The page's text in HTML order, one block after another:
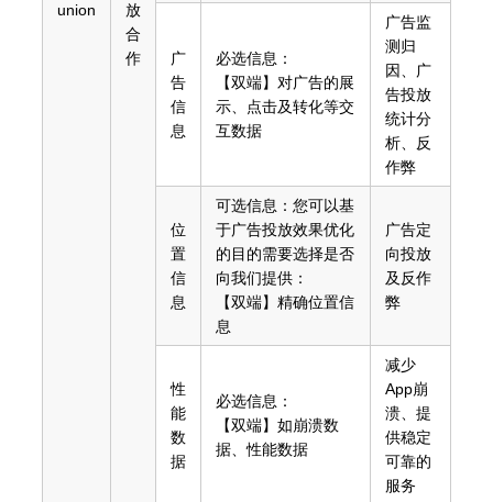
union
放
合
作
广
告
信
息
必选信息：
【双端】对广告的展
示、点击及转化等交
互数据
广告监
测归
因、广
告投放
统计分
析、反
作弊
位
置
信
息
可选信息：您可以基
于广告投放效果优化
的目的需要选择是否
向我们提供：
【双端】精确位置信
息
广告定
向投放
及反作
弊
性
能
数
据
必选信息：
【双端】如崩溃数
据、性能数据
减少
App崩
溃、提
供稳定
可靠的
服务